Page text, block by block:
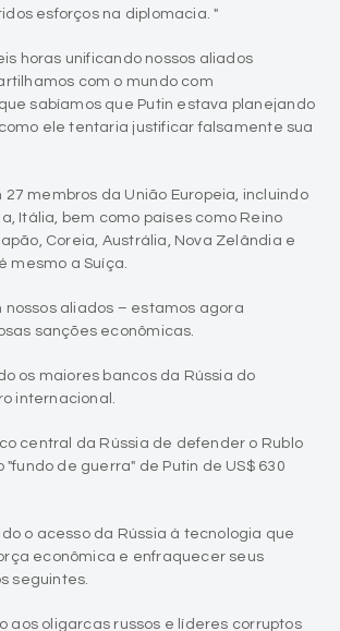
esforços na diplomacia. "
horas unificando nossos aliados
com o mundo com
sabíamos que Putin estava planejando
ele tentaria justificar falsamente sua
membros da União Europeia, incluindo
Itália, bem como países como Reino
Coreia, Austrália, Nova Zelândia e
mesmo a Suíça.
aliados – estamos agora
sanções econômicas.
os maiores bancos da Rússia do
internacional.
central da Rússia de defender o Rublo
"fundo de guerra" de Putin de US$ 630
o acesso da Rússia à tecnologia que
econômica e enfraquecer seus
seguintes.
aos oligarcas russos e líderes corruptos